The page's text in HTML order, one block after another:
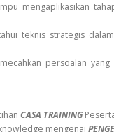
mengaplikasikan
teknis strategis
persoalan yang
CASA TRAINING
mengenai